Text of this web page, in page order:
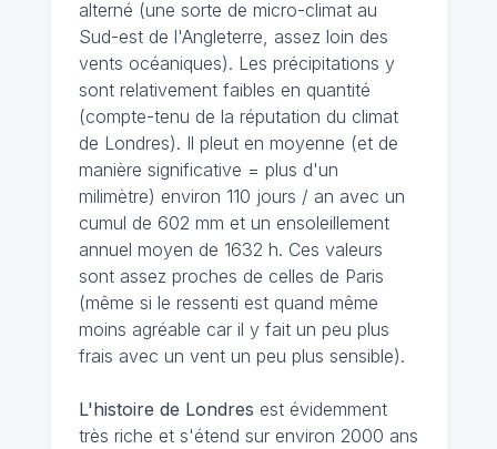
alterné (une sorte de micro-climat au
Sud-est de l'Angleterre, assez loin des
vents océaniques). Les précipitations y
sont relativement faibles en quantité
(compte-tenu de la réputation du climat
de Londres). Il pleut en moyenne (et de
manière significative = plus d'un
milimètre) environ 110 jours / an avec un
cumul de 602 mm et un ensoleillement
annuel moyen de 1632 h. Ces valeurs
sont assez proches de celles de Paris
(même si le ressenti est quand même
moins agréable car il y fait un peu plus
frais avec un vent un peu plus sensible).
L'histoire de Londres est évidemment
très riche et s'étend sur environ 2000 ans